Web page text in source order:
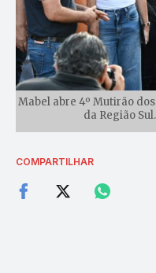
Mabel abre 4º Mutirão
da Região
COMPARTILHAR